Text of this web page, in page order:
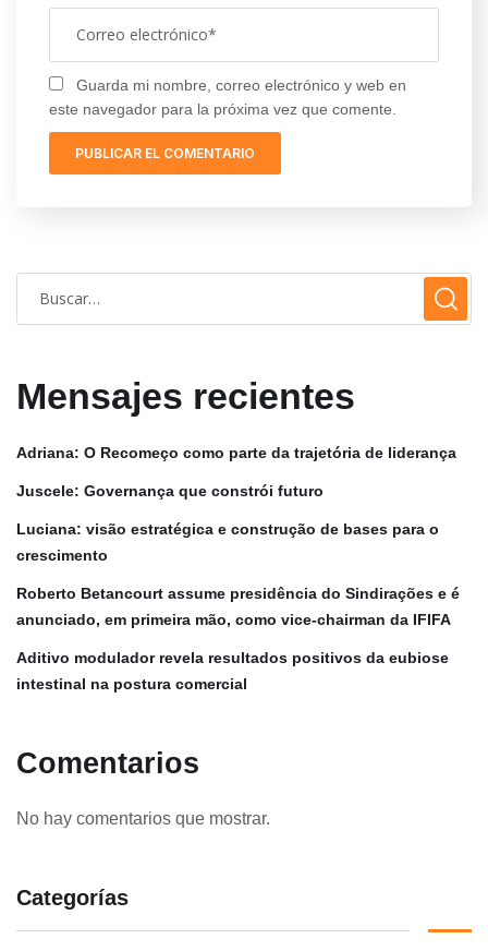
Guarda mi nombre, correo electrónico y web en
este navegador para la próxima vez que comente.
Mensajes recientes
Adriana: O Recomeço como parte da trajetória de liderança
Juscele: Governança que constrói futuro
Luciana: visão estratégica e construção de bases para o
crescimento
Roberto Betancourt assume presidência do Sindirações e é
anunciado, em primeira mão, como vice-chairman da IFIFA
Aditivo modulador revela resultados positivos da eubiose
intestinal na postura comercial
Comentarios
No hay comentarios que mostrar.
Categorías